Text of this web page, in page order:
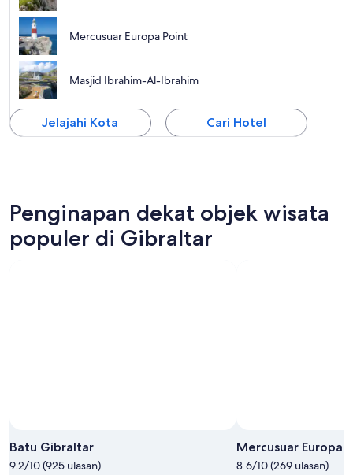
Mercusuar Europa Point
Masjid Ibrahim-Al-Ibrahim
Jelajahi Kota Cari Hotel
Penginapan dekat objek wisata
populer di Gibraltar
Batu Gibraltar
9.2/10 (925 ulasan)
Mercusuar Europa
8.6/10 (269 ulasan)